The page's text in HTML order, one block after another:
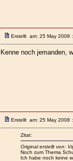
Erstellt am: 25 May 2008
Kenne noch jemanden,
Erstellt am: 25 May 2008
Zitat:
Original erstellt von:
Noch zum Thema
Ich habe noch keine